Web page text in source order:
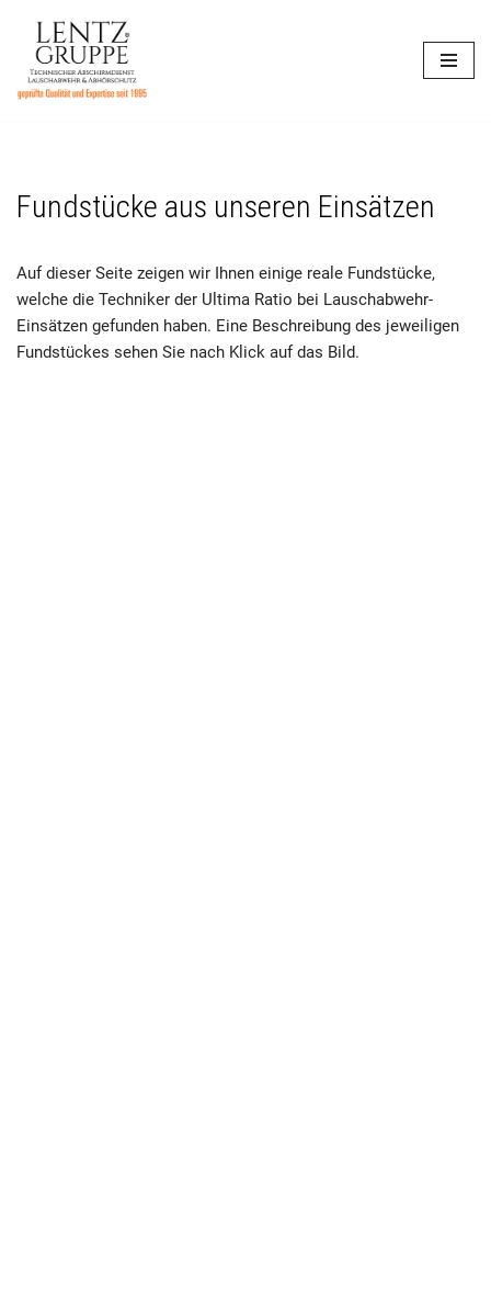
Zum
Inhalt
Fundstücke aus unseren Einsätzen
Auf dieser Seite zeigen wir Ihnen einige reale Fundstücke,
welche die Techniker der Ultima Ratio bei Lauschabwehr-
Einsätzen gefunden haben. Eine Beschreibung des jeweiligen
Fundstückes sehen Sie nach Klick auf das Bild.